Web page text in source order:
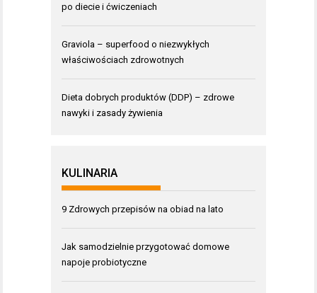
po diecie i ćwiczeniach
Graviola – superfood o niezwykłych
właściwościach zdrowotnych
Dieta dobrych produktów (DDP) – zdrowe
nawyki i zasady żywienia
KULINARIA
9 Zdrowych przepisów na obiad na lato
Jak samodzielnie przygotować domowe
napoje probiotyczne